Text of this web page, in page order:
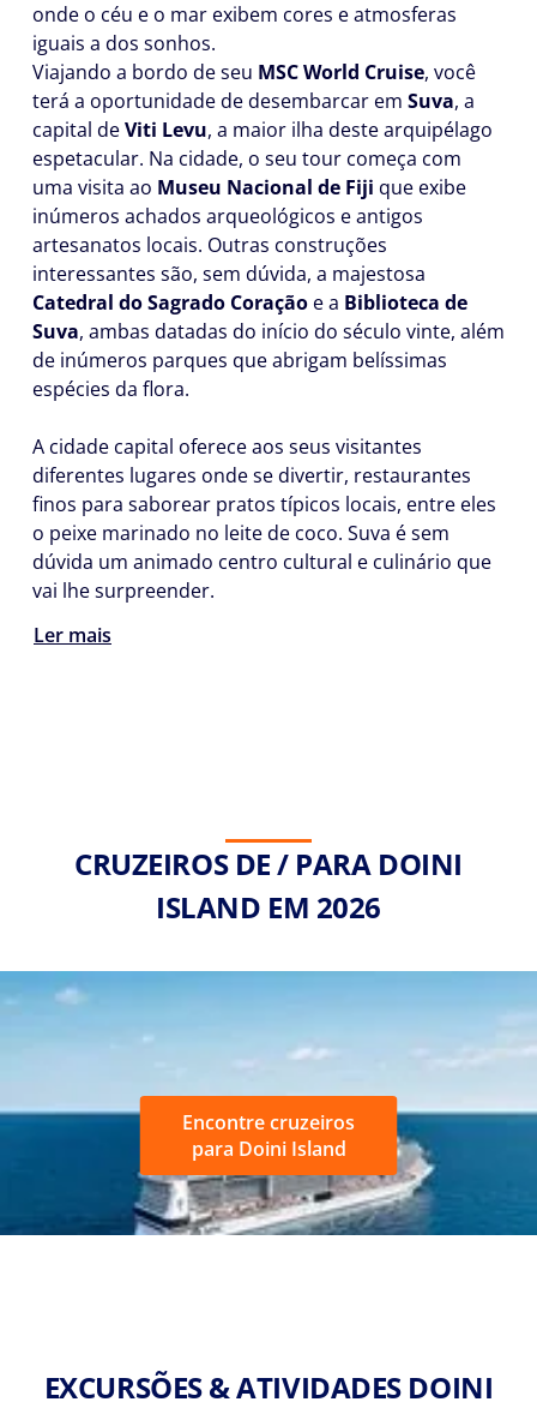
onde o céu e o mar exibem cores e atmosferas
iguais a dos sonhos.
Viajando a bordo de seu MSC World Cruise, você
terá a oportunidade de desembarcar em Suva, a
capital deViti Levu, a maior ilha deste arquipélago
espetacular. Na cidade, o seu tour começa com
uma visita ao Museu Nacional de Fiji que exibe
inúmeros achados arqueológicos e antigos
artesanatos locais. Outras construções
interessantes são, sem dúvida, a majestosa
Catedral do Sagrado Coração e a Biblioteca de
Suva, ambas datadas do início do século vinte, além
de inúmeros parques que abrigam belíssimas
espécies da flora.
A cidade capital oferece aos seus visitantes
diferentes lugares onde se divertir, restaurantes
finos para saborear pratos típicos locais, entre eles
o peixe marinado no leite de coco. Suva é sem
dúvida um animado centro cultural e culinário que
vai lhe surpreender.
Ler mais
CRUZEIROS DE / PARA DOINI
ISLAND EM 2026
Encontre cruzeiros
para Doini Island
EXCURSÕES & ATIVIDADES DOINI